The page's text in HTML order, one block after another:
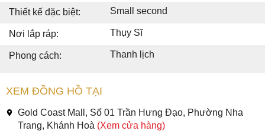
Thiết kế đặc biệt: Small second
Nơi lắp ráp: Thụy Sĩ
Phong cách: Thanh lịch
XEM ĐỒNG HỒ TẠI
Gold Coast Mall, Số 01 Trần Hưng Đạo, Phường Nha
Trang, Khánh Hoà (Xem cửa hàng)